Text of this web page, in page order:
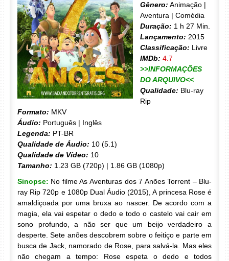
Gênero: Animação |
Aventura | Comédia
Duração: 1 h 27 Min.
Lançamento: 2015
Classificação: Livre
IMDb: 4.7
>>INFORMAÇÕES
DO ARQUIVO<<
Qualidade: Blu-ray
Rip
Formato: MKV
Áudio: Português | Inglês
Legenda: PT-BR
Qualidade de Áudio: 10 (5.1)
Qualidade de Vídeo: 10
Tamanho: 1.23 GB (720p) | 1.86 GB (1080p)
Sinopse: No filme As Aventuras dos 7 Anões Torrent – Blu-
ray Rip 720p e 1080p Dual Áudio (2015), A princesa Rose é
amaldiçoada por uma bruxa ao nascer. De acordo com a
magia, ela vai espetar o dedo e todo o castelo vai cair em
sono profundo, a não ser que um beijo verdadeiro a
desperte. Sete anões descobrem sobre o feitiço e parte em
busca de Jack, namorado de Rose, para salvá-la. Mas eles
não chegam a tempo: Rose espeta o dedo e todos